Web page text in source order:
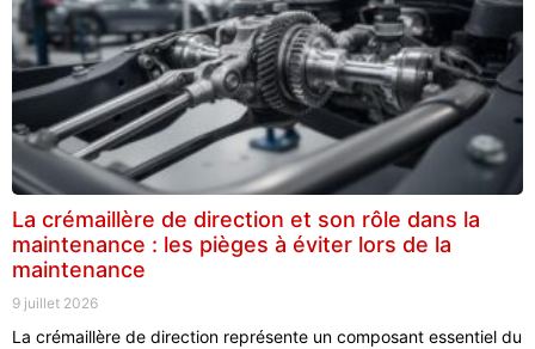
La crémaillère de direction et son rôle dans la
maintenance : les pièges à éviter lors de la
maintenance
9 juillet 2026
La crémaillère de direction représente un composant essentiel du